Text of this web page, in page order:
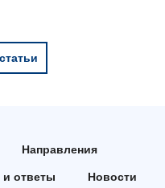
Направления
ответы Новости